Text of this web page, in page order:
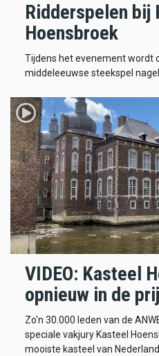
Ridderspelen bij
Hoensbroek
Tijdens het evenement wordt
middeleeuwse steekspel
VIDEO: Kasteel
opnieuw in de
Zo'n 30.000 leden van de
speciale vakjury Kasteel
mooiste kasteel van Nederland.